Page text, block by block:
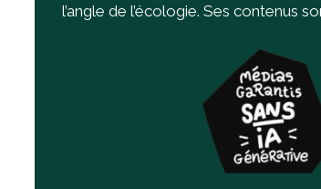
l’angle de l’écologie. Ses contenus